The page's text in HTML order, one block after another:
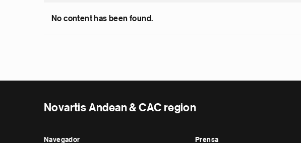
No content has been found.
Novartis Andean & CAC region
Navegador Prensa